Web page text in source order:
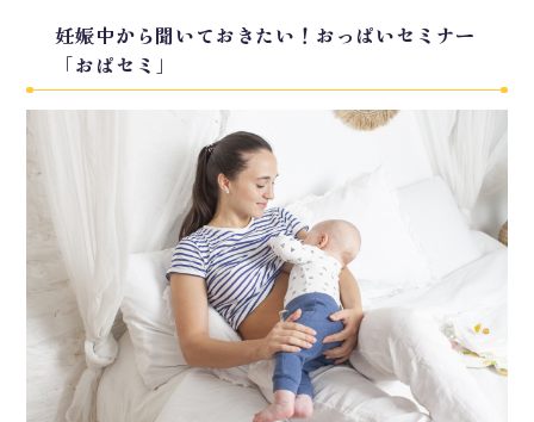
妊娠中から聞いておきたい！おっぱいセミナー
「おぱセミ」